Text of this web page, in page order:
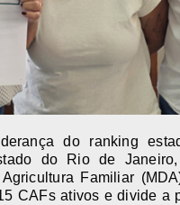
do ranking
do Rio de
Familiar
CAFs ativos e divide a